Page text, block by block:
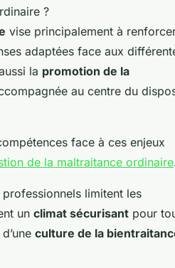
vise principalement à
adaptées face aux
la promotion de la
au centre du
face à ces enjeux
de la maltraitance ordinaire
professionnels limitent les
un climat sécurisant pour
culture de la